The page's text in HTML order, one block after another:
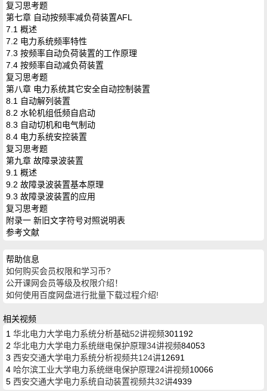
复习思考题
第七章 自动按频率减负荷装置AFL
7.1 概述
7.2 电力系统频率特性
7.3 按频率自动负荷装置的工作原理
7.4 按频率自动减负荷装置
复习思考题
第八章 电力系统其它安全自动控制装置
8.1 自动解列装置
8.2 水轮机组低频自启动
8.3 自动切机和电气制动
8.4 电力系统安控装置
复习思考题
第九章 故障录波装置
9.1 概述
9.2 故障录波装置基本原理
9.3 故障录波装置的应用
复习思考题
附录一 新旧文字符号对照说明表
参考文献
帮助信息
如何购买会员权限和学习币?
公开课网会员等级及权限介绍！
如何使用百度网盘进行批量下载过程介绍!
相关视频
1 华北电力大学电力系统分析基础52讲视频301192
2 华北电力大学电力系统继电保护原理34讲视频84053
3 西安交通大学电力系统分析视频共124讲12691
4 哈尔滨工业大学电力系统继电保护原理24讲视频10066
5 西安交通大学电力系统自动装置视频共32讲4939